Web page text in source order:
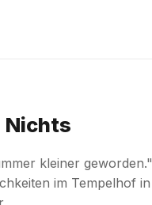
Nichts
kleiner geworden."
im Tempelhof in